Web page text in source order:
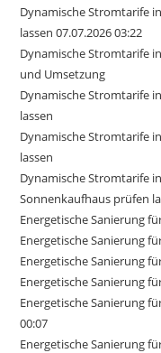
Dynamische Stromtarife
lassen 07.07.2026 03:22
Dynamische Stromtarife
und Umsetzung
Dynamische Stromtarife
lassen
Dynamische Stromtarife
lassen
Dynamische Stromtarife
Sonnenkaufhaus prüfen
Energetische Sanierung
Energetische Sanierung
Energetische Sanierung
Energetische Sanierung
Energetische Sanierung
00:07
Energetische Sanierung